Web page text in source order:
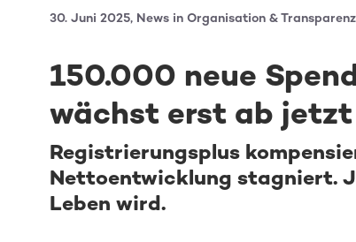
30. Juni 2025, News in Organisation & Transparenz
150.000 neue
wächst erst ab jetzt
Registrierungsplus
Nettoentwicklung stagniert.
Leben wird.